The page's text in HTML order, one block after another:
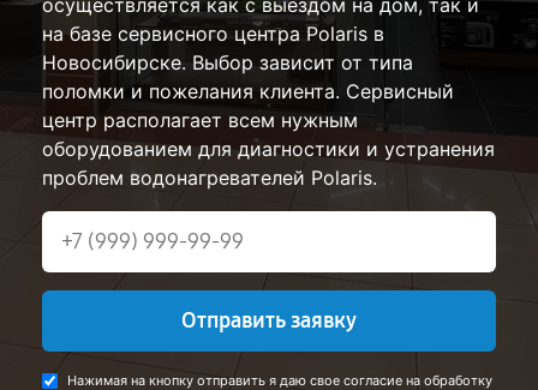
осуществляется как с выездом на дом, так и
на базе сервисного центра Polaris в
Новосибирске. Выбор зависит от типа
поломки и пожелания клиента. Сервисный
центр располагает всем нужным
оборудованием для диагностики и устранения
проблем водонагревателей Polaris.
Отправить заявку
Нажимая на кнопку отправить я даю свое согласие на обработку